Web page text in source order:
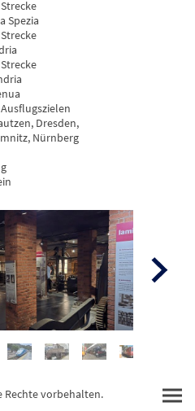
Spezia
Dresden,
Nürnberg
vorbehalten.